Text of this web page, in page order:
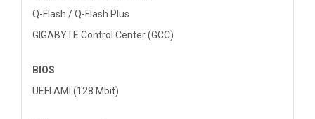
Q-Flash / Q-Flash Plus
GIGABYTE Control Center (GCC)
BIOS
UEFI AMI (128 Mbit)